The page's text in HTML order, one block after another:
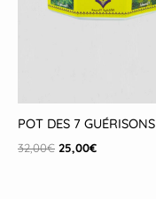
POT DES 7 GUÉRISONS
32,00€ 25,00€